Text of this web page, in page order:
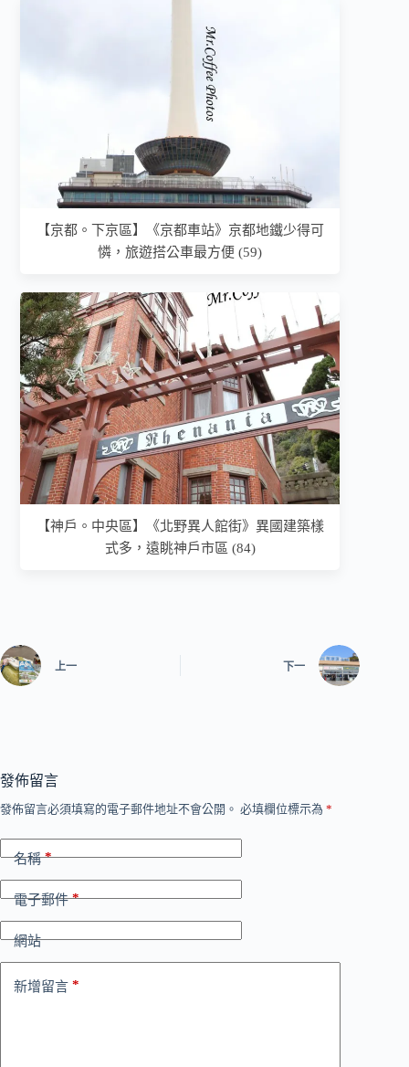
【京都。下京區】《京都車站》京都地鐵少得可
憐，旅遊搭公車最方便 (59)
【神戶。中央區】《北野異人館街》異國建築樣
式多，遠眺神戶市區 (84)
上一 下一
發佈留言
發佈留言必須填寫的電子郵件地址不會公開。 必填欄位標示為 *
名稱*
電子郵件*
網站
新增留言 *